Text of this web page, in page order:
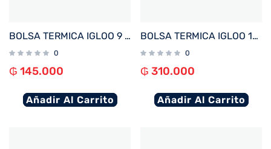
BOLSA TERMICA IGLOO 9 LATAS VERTICAL LUNCH RETRO VIOLETA 66060
0
₲ 145.000
Añadir Al Carrito
BOLSA TERMICA IGLOO 16 LATAS MAXCOLD AZUL 66114
0
₲ 310.000
Añadir Al Carrito